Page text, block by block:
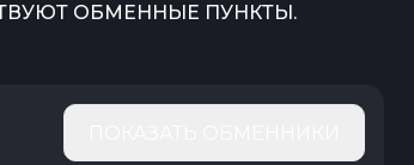
ОБМЕННЫЕ ПУНКТЫ.